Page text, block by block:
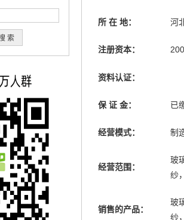
所 在 地： 河
注册资本：
资料认证：
保 证 金： 已
经营模式： 制
经营范围：
玻
纱
销售的产品：
玻
纱